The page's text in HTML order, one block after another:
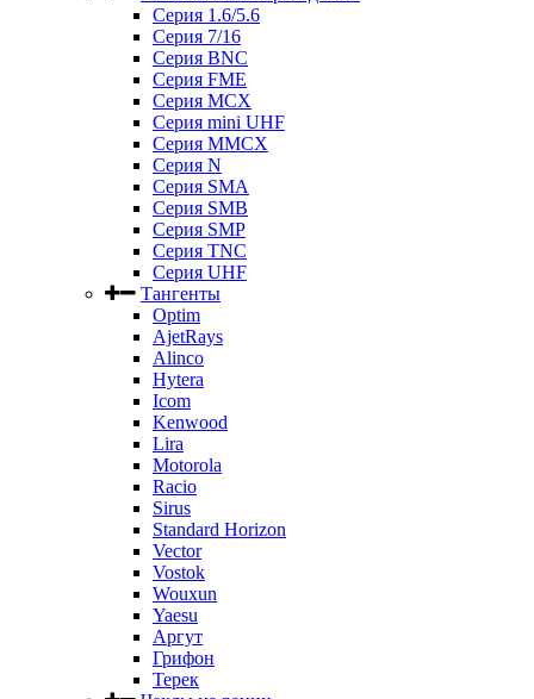
Серия 1.6/5.6
Серия 7/16
Серия BNC
Серия FME
Серия MCX
Серия mini UHF
Серия MMCX
Серия N
Серия SMA
Серия SMB
Серия SMP
Серия TNC
Серия UHF
Тангенты
Optim
AjetRays
Alinco
Hytera
Icom
Kenwood
Lira
Motorola
Racio
Sirus
Standard Horizon
Vector
Vostok
Wouxun
Yaesu
Аргут
Грифон
Терек